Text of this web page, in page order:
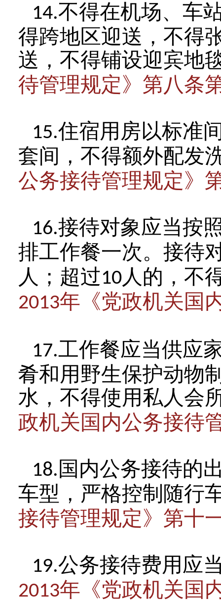
14.不得在机场、车
得跨地区迎送，不得
送，不得铺设迎宾地
待管理规定》第八条
15.住宿用房以标准
套间，不得额外配发
公务接待管理规定》
16.接待对象应当按
排工作餐一次。接待
人；超过10人的，不
2013年《党政机关国
17.工作餐应当供应
肴和用野生保护动物
水，不得使用私人会
政机关国内公务接待
18. 国内公务接待的
车型，严格控制随行
接待管理规定》第十
19.公务接待费用应
2013年《党政机关国